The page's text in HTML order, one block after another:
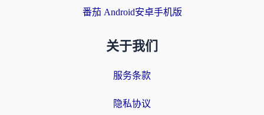
番茄 Android安卓手机版
关于我们
服务条款
隐私协议